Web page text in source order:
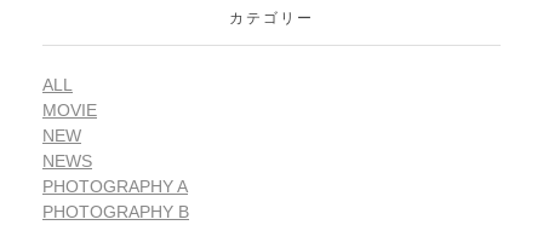
カテゴリー
ALL
MOVIE
NEW
NEWS
PHOTOGRAPHY A
PHOTOGRAPHY B